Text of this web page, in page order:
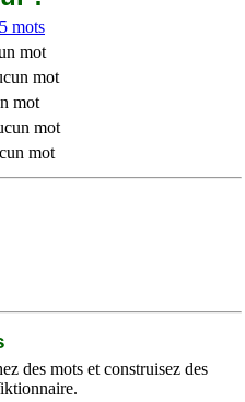
mots
mot
mot
mot
mot
mot
des mots et construisez des